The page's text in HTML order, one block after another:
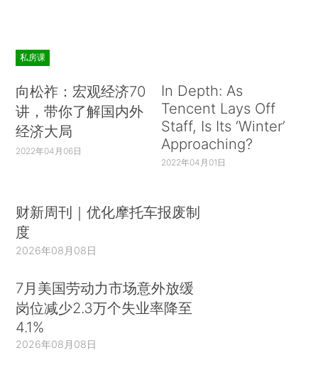
私房课
向松祚：宏观经济70
讲，带你了解国内外
经济大局
2022年04月06日
In Depth: As
Tencent Lays Off
Staff, Is Its ‘Winter’
Approaching?
2022年04月01日
财新周刊｜优化摩托车报废制
度
2026年08月08日
7月美国劳动力市场意外放缓
岗位减少2.3万个失业率降至
4.1%
2026年08月08日